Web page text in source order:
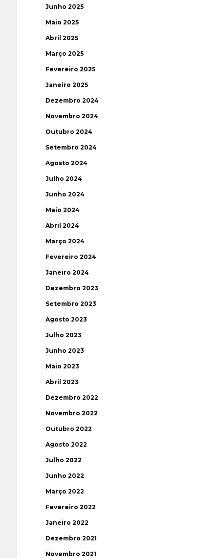
Junho 2025
Maio 2025
Abril 2025
Março 2025
Fevereiro 2025
Janeiro 2025
Dezembro 2024
Novembro 2024
Outubro 2024
Setembro 2024
Agosto 2024
Julho 2024
Junho 2024
Maio 2024
Abril 2024
Março 2024
Fevereiro 2024
Janeiro 2024
Dezembro 2023
Setembro 2023
Agosto 2023
Julho 2023
Junho 2023
Maio 2023
Abril 2023
Dezembro 2022
Novembro 2022
Outubro 2022
Agosto 2022
Julho 2022
Junho 2022
Março 2022
Fevereiro 2022
Janeiro 2022
Dezembro 2021
Novembro 2021